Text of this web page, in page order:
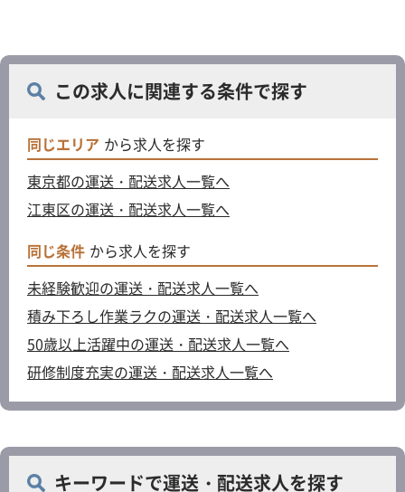
この求人に関連する条件で探す
同じエリア から求人を探す
東京都の運送・配送求人一覧へ
江東区の運送・配送求人一覧へ
同じ条件 から求人を探す
未経験歓迎の運送・配送求人一覧へ
積み下ろし作業ラクの運送・配送求人一覧へ
50歳以上活躍中の運送・配送求人一覧へ
研修制度充実の運送・配送求人一覧へ
キーワードで運送・配送求人を探す